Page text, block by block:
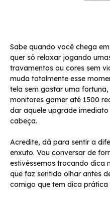
Sabe quando você chega
quer só relaxar jogando
travamentos ou cores sem
muda totalmente esse
tela sem gastar uma
monitores gamer até 1500
dar aquele upgrade
cabeça.
Acredite, dá para sentir a
enxuto. Vou conversar de
estivéssemos trocando dica
que faz sentido olhar antes
comigo que tem dica prática